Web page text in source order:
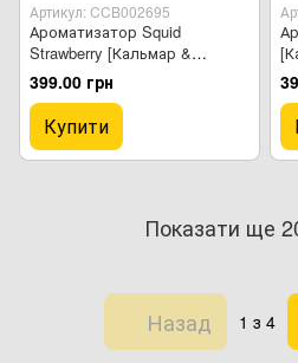
Артикул: CCB002695
Ароматизатор Squid
Strawberry [Кальмар &
Полуниця]
399.00 грн
Купити
Показати ще
Назад 1 з 4